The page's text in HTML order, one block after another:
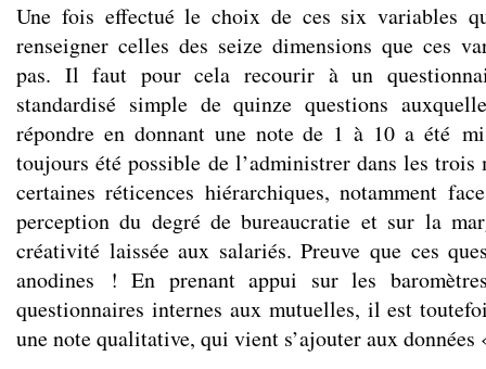
Une fois effectué le choix de ces six variables
renseigner celles des seize dimensions que ces
pas. Il faut pour cela recourir à un
standardisé simple de quinze questions
répondre en donnant une note de 1 à 10 a été
toujours été possible de l’administrer dans les trois
certaines réticences hiérarchiques, notamment
perception du degré de bureaucratie et sur la
créativité laissée aux salariés. Preuve que ces
anodines ! En prenant appui sur les
questionnaires internes aux mutuelles, il est
une note qualitative, qui vient s’ajouter aux